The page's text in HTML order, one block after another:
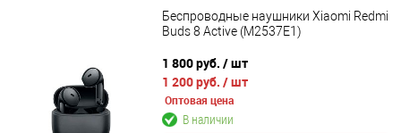
Беспроводные наушники Xiaomi Redmi
Buds 8 Active (M2537E1)
1 800 руб. / шт
1 200 руб. / шт
Оптовая цена
В наличии